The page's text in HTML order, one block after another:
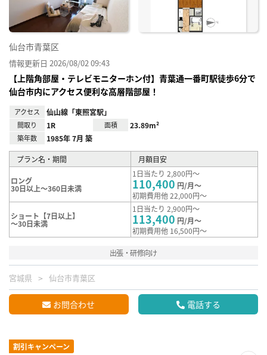
仙台市青葉区
情報更新日 2026/08/02 09:43
【上階角部屋・テレビモニターホン付】青葉通一番町駅徒歩6分で
仙台市内にアクセス便利な高層階部屋！
アクセス 仙山線「東照宮駅」
間取り 1R 面積 23.89m²
築年数 1985年 7月 築
プラン名・期間 月額目安
ロング
30日以上～360日未満
1日当たり 2,800円～
110,400 円/月～
初期費用他 22,000円～
ショート【7日以上】
～30日未満
1日当たり 2,900円～
113,400 円/月～
初期費用他 16,500円～
出張・研修向け
宮城県 仙台市青葉区
お問合わせ 電話する
割引キャンペーン